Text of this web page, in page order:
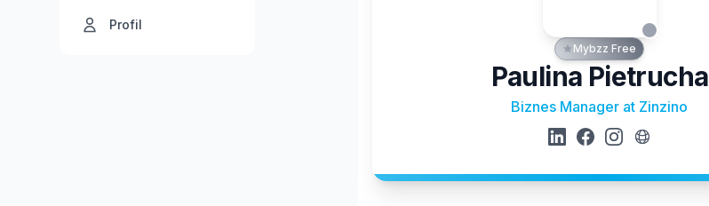
Profil
Mybzz Free
Paulina Pietrucha
Biznes Manager at Zinzino